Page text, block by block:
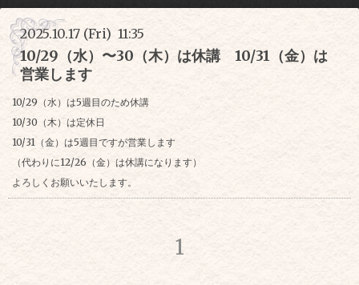
2025.10.17 (Fri) 11:35
10/29（水）〜30（木）は休講 10/31（金）は
営業します
10/29（水）は5週目のため休講
10/30（木）は定休日
10/31（金）は5週目ですが営業します
（代わりに12/26（金）は休講になります）
よろしくお願いいたします。
1